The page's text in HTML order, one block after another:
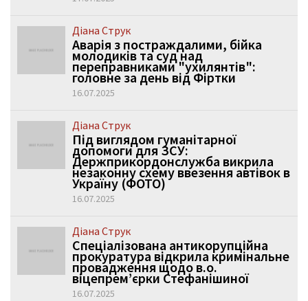
Діана Струк
Аварія з постраждалими, бійка
молодиків та суд над
переправниками "ухилянтів":
головне за день від Фіртки
16.07.2025
Діана Струк
Під виглядом гуманітарної
допомоги для ЗСУ:
Держприкордонслужба викрила
незаконну схему ввезення автівок в
Україну (ФОТО)
16.07.2025
Діана Струк
Спеціалізована антикорупційна
прокуратура відкрила кримінальне
провадження щодо в.о.
віцепремʼєрки Стефанішиної
16.07.2025